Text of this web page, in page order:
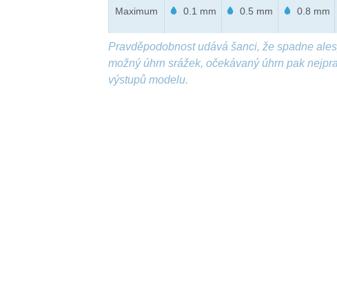
Maximum 0.1 mm 0.5 mm 0.8 mm
Pravděpodobnost udává šanci, že spadne
možný úhrn srážek, očekávaný úhrn pak
výstupů modelu.